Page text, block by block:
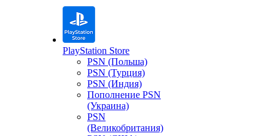
PlayStation Store
PSN (Польша)
PSN (Турция)
PSN (Индия)
Пополнение PSN
(Украина)
PSN
(Великобритания)